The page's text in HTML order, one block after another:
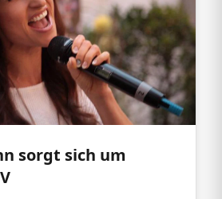
sorgt sich um